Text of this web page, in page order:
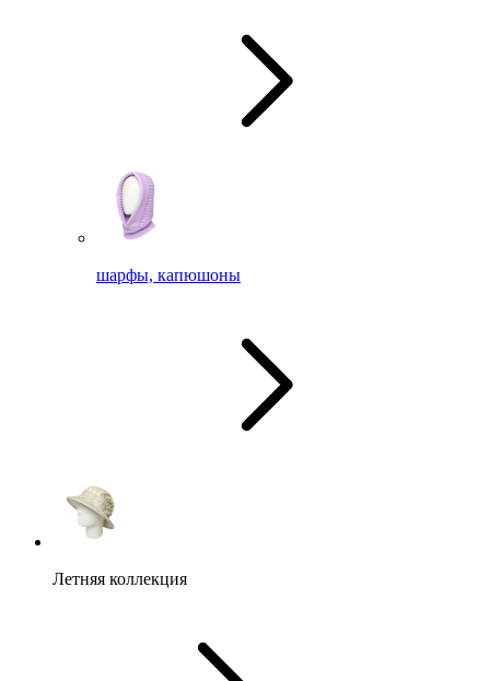
шарфы, капюшоны
Летняя коллекция